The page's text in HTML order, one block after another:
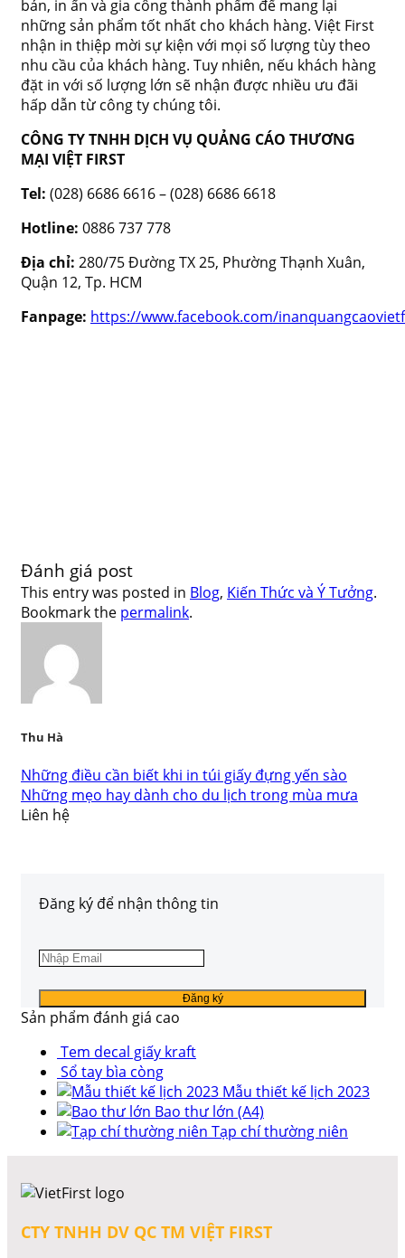
bản, in ấn và gia công thành phẩm để mang lại
những sản phẩm tốt nhất cho khách hàng. Việt First
nhận in thiệp mời sự kiện với mọi số lượng tùy theo
nhu cầu của khách hàng. Tuy nhiên, nếu khách hàng
đặt in với số lượng lớn sẽ nhận được nhiều ưu đãi
hấp dẫn từ công ty chúng tôi.
CÔNG TY TNHH DỊCH VỤ QUẢNG CÁO THƯƠNG
MẠI VIỆT FIRST
Tel: (028) 6686 6616 – (028) 6686 6618
Hotline: 0886 737 778
Địa chỉ: 280/75 Đường TX 25, Phường Thạnh Xuân,
Quận 12, Tp. HCM
Fanpage: https://www.facebook.com/
Đánh giá post
This entry was posted in Blog, Kiến Thức và Ý Tưởng.
Bookmark the permalink.
Thu Hà
Những điều cần biết khi in túi giấy đựng yến sào
Những mẹo hay dành cho du lịch trong mùa mưa
Liên hệ
Đăng ký để nhận thông tin
Sản phẩm đánh giá cao
Tem decal giấy kraft
Sổ tay bìa còng
Mẫu thiết kế lịch 2023
Bao thư lớn (A4)
Tạp chí thường niên
CTY TNHH DV QC TM VIỆT FIRST